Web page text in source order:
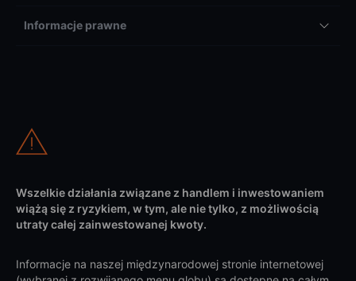
Informacje prawne
Wszelkie działania związane z handlem i inwestowaniem
wiążą się z ryzykiem, w tym, ale nie tylko, z możliwością
utraty całej zainwestowanej kwoty.
Informacje na naszej międzynarodowej stronie internetowej